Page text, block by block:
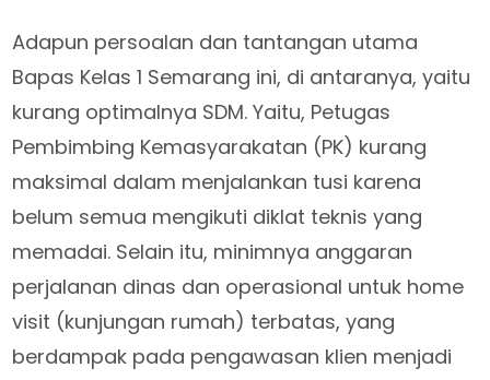
Adapun persoalan dan tantangan utama
Bapas Kelas 1 Semarang ini, di antaranya, yaitu
kurang optimalnya SDM. Yaitu, Petugas
Pembimbing Kemasyarakatan (PK) kurang
maksimal dalam menjalankan tusi karena
belum semua mengikuti diklat teknis yang
memadai. Selain itu, minimnya anggaran
perjalanan dinas dan operasional untuk home
visit (kunjungan rumah) terbatas, yang
berdampak pada pengawasan klien menjadi